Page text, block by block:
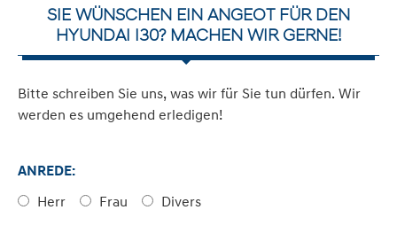
SIE WÜNSCHEN EIN ANGEOT FÜR DEN
HYUNDAI I30? MACHEN WIR GERNE!
Bitte schreiben Sie uns, was wir für Sie tun dürfen. Wir
werden es umgehend erledigen!
ANREDE:
Herr
Frau Divers